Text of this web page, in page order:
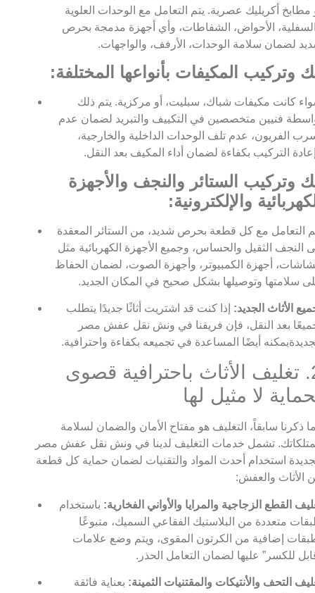
مطابخ أكريليك عصرية. يتم التعامل مع الوحدات العلوية
الأحواض، الشفاطات، وأي أجهزة مدمجة بحرص
لضمان سلامة الوحدات، الأرفف، والواجهات.
وتركيب المكيفات بأنواعها المختلفة:
كانت مكيفات شباك، سبليت، أو مركزية. يتم ذلك
فنيين متخصصين في التكييف والتبريد لضمان عدم
الفريون، عدم تلف الوحدات الداخلية والخارجية،
التركيب بكفاءة لضمان أداء المكيف بعد النقل.
وتركيب الستائر والنجف والأجهزة
والإلكترونية:
التعامل مع كل قطعة بحرص شديد، من الستائر المعقدة
النجف الثقيل والحساس، وجميع الأجهزة الكهربائية مثل
أجهزة الكمبيوتر، وأجهزة الصوت، لضمان الحفاظ
سلامتها وتوصيلها بشكل صحيح في المكان الجديد.
الأثاث الجديد: إذا كنت قد اشتريت أثاثًا جديدًا يتطلب
بعد النقل، فإن فريقنا في ونش نقل عفش مصر
أيضًا المساعدة في تجميعه بكفاءة واحترافية.
2. تغليف الأثاث باحترافية قصوى
لا مثيل لها
ذكرنا سابقاً، التغليف هو مفتاح الأمان والضمان لسلامة
تشمل خدمات التغليف لدينا في ونش نقل عفش مصر
استخدام أحدث المواد والتقنيات لضمان حماية كل قطعة
الأثاث والعفش:
القطع الزجاجية والمرايا والأواني الفخارية: باستخدام
متعددة من البلاستيك الفقاعي السميك، متبوعًا
إضافية من الكرتون المقوى، ويتم وضع علامات
للكسر” عليها لضمان التعامل الحذر.
التحف والأنتيكات والمقتنيات الثمينة: بعناية فائقة